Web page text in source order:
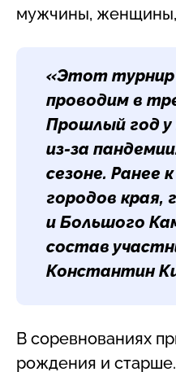
мужчины, женщины,
«Этот турнир
проводим в
Прошлый год у
из-за
сезоне. Ранее
городов края,
и Большого
состав
Константин
В соревнованиях
рождения и